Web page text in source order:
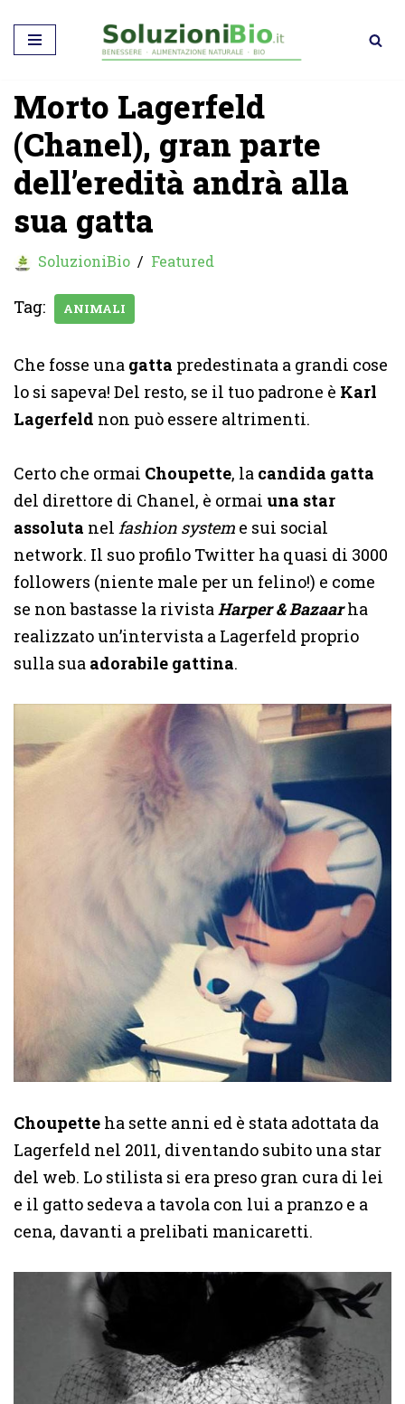
Vai
contenuto
Morto Lagerfeld
(Chanel), gran parte
dell’eredità andrà alla
sua gatta
SoluzioniBio Featured
Tag: ANIMALI
Che fosse una gatta predestinata a grandi cose
lo si sapeva! Del resto, se il tuo padrone è Karl
Lagerfeld non può essere altrimenti.
Certo che ormai Choupette, la candida gatta
del direttore di Chanel, è ormai una star
assoluta nel fashion system e sui social
network. Il suo profilo Twitter ha quasi di 3000
followers (niente male per un felino!) e come
se non bastasse la rivistaHarper & Bazaarha
realizzato un’intervista a Lagerfeld proprio
sulla sua adorabile gattina.
Choupette ha sette anni ed è stata adottata da
Lagerfeld nel 2011, diventando subito una star
del web. Lo stilista si era preso gran cura di lei
e il gatto sedeva a tavola con lui a pranzo e a
cena, davanti a prelibati manicaretti.